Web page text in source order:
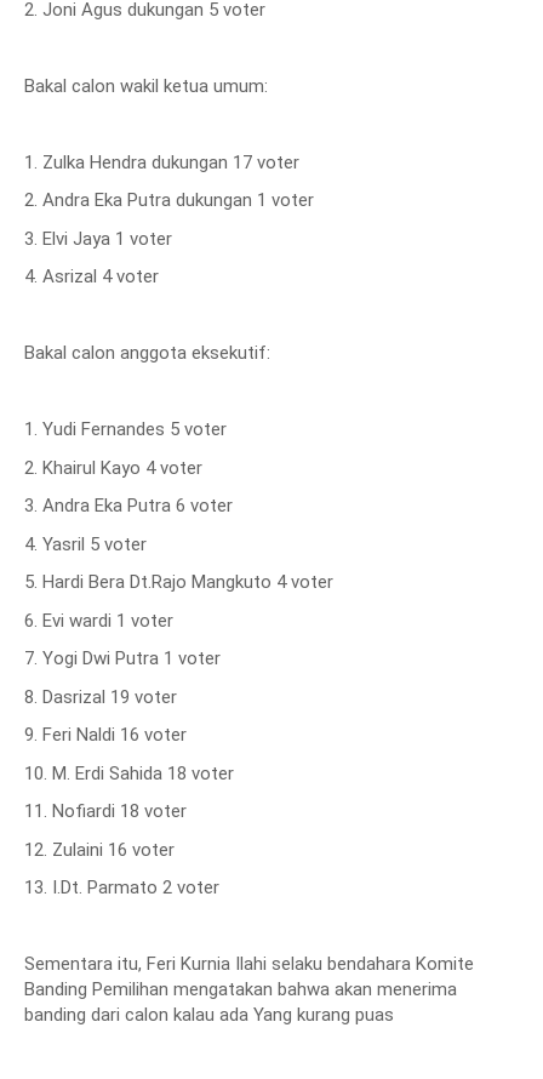
2. Joni Agus dukungan 5 voter
Bakal calon wakil ketua umum:
1. Zulka Hendra dukungan 17 voter
2. Andra Eka Putra dukungan 1 voter
3. Elvi Jaya 1 voter
4. Asrizal 4 voter
Bakal calon anggota eksekutif:
1. Yudi Fernandes 5 voter
2. Khairul Kayo 4 voter
3. Andra Eka Putra 6 voter
4. Yasril 5 voter
5. Hardi Bera Dt.Rajo Mangkuto 4 voter
6. Evi wardi 1 voter
7. Yogi Dwi Putra 1 voter
8. Dasrizal 19 voter
9. Feri Naldi 16 voter
10. M. Erdi Sahida 18 voter
11. Nofiardi 18 voter
12. Zulaini 16 voter
13. I.Dt. Parmato 2 voter
Sementara itu, Feri Kurnia Ilahi selaku bendahara Komite
Banding Pemilihan mengatakan bahwa akan menerima
banding dari calon kalau ada Yang kurang puas